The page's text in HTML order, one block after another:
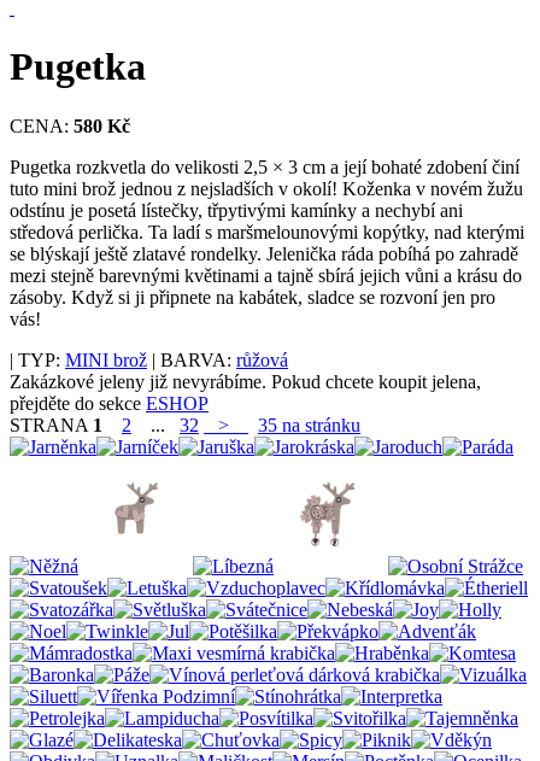
Pugetka
CENA: 580 Kč
Pugetka rozkvetla do velikosti 2,5 × 3 cm a její bohaté zdobení činí
tuto mini brož jednou z nejsladších v okolí! Koženka v novém žužu
odstínu je posetá lístečky, třpytivými kamínky a nechybí ani
středová perlička. Ta ladí s maršmelounovými kopýtky, nad kterými
se blýskají ještě zlatavé rondelky. Jelenička ráda pobíhá po zahradě
mezi stejně barevnými květinami a tajně sbírá jejich vůni a krásu do
zásoby. Když si ji připnete na kabátek, sladce se rozvoní jen pro
vás!
| TYP: MINI brož | BARVA: růžová
Zakázkové jeleny již nevyrábíme. Pokud chcete koupit jelena,
přejděte do sekce ESHOP
STRANA 1 2 ... 32 > 35 na stránku